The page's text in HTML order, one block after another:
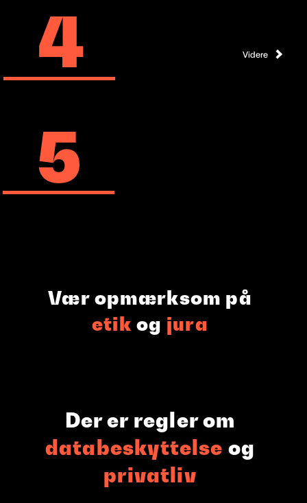
Videre
4
5
Vær opmærksom på
etik og jura
Der er regler om
databeskyttelse og
privatliv